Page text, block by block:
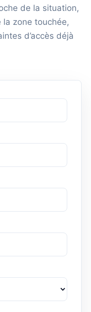
de la situation,
la zone touchée,
d’accès déjà